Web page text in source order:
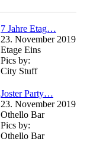
7 Jahre Etag…
23. November 2019
Etage Eins
Pics by:
City Stuff
Joster Party…
23. November 2019
Othello Bar
Pics by:
Othello Bar